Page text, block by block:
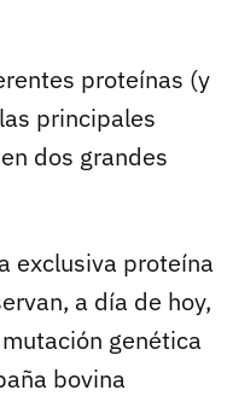
proteínas (y
principales
dos grandes
exclusiva proteína
a día de hoy,
genética
bovina